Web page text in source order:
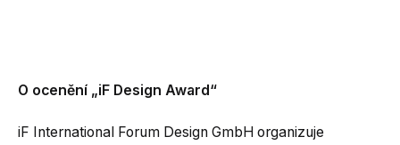
O ocenění „iF Design Award“
iF International Forum Design GmbH organizuje